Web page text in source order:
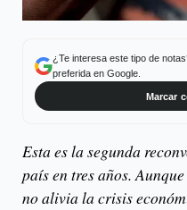
¿Te interesa este tipo de
preferida en Google.
Marcar
Esta es la segunda
país en tres años.
no alivia la crisis